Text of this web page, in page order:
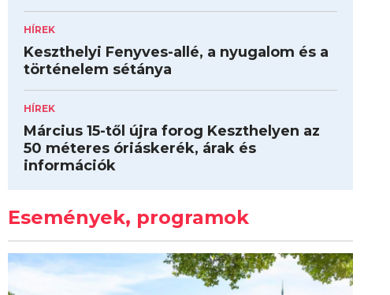
HÍREK
Keszthelyi Fenyves-allé, a nyugalom és a
történelem sétánya
HÍREK
Március 15-től újra forog Keszthelyen az
50 méteres óriáskerék, árak és
információk
Események, programok